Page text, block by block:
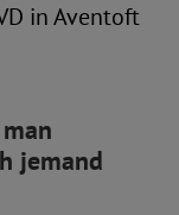
in Aventoft
jemand